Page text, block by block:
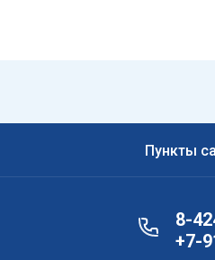
Пункты
8-
+7-